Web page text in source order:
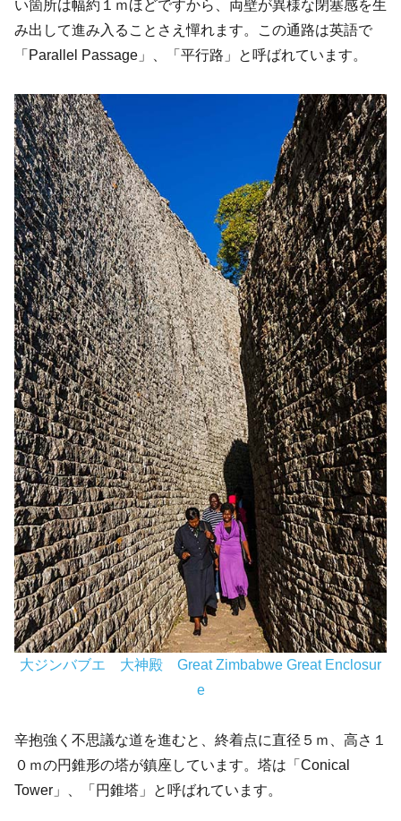
い箇所は幅約１ｍほどですから、両壁が異様な閉塞感を生
み出して進み入ることさえ憚れます。この通路は英語で
「Parallel Passage」、「平行路」と呼ばれています。
大ジンバブエ 大神殿 Great Zimbabwe Great Enclosur
e
辛抱強く不思議な道を進むと、終着点に直径５ｍ、高さ１
０ｍの円錐形の塔が鎮座しています。塔は「Conical
Tower」、「円錐塔」と呼ばれています。